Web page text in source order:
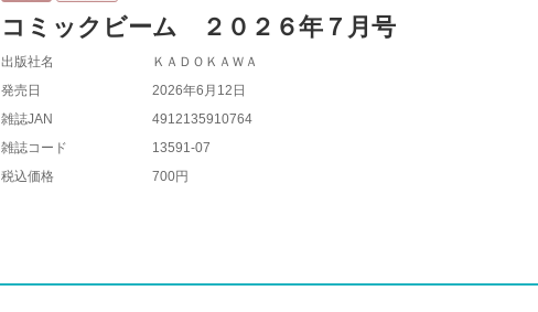
コミックビーム ２０２６年７月号
出版社名
ＫＡＤＯＫＡＷＡ
発売日
2026年6月12日
雑誌JAN
4912135910764
雑誌コード
13591-07
税込価格
700円